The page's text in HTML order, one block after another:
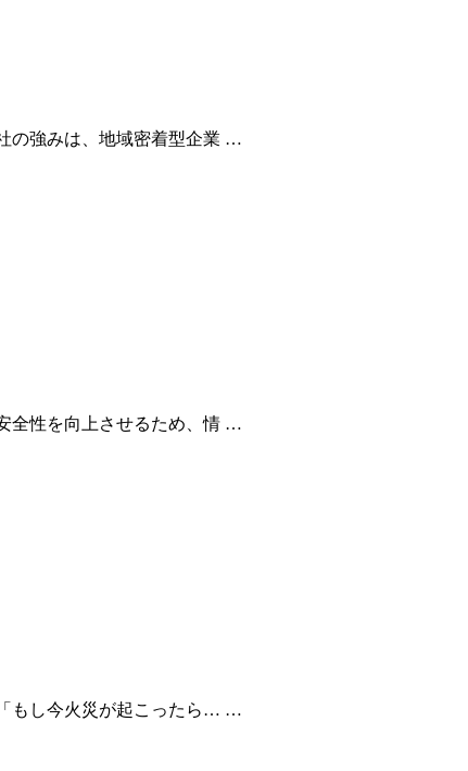
の強みは、地域密着型企業 …
全性を向上させるため、情 …
もし今火災が起こったら… …